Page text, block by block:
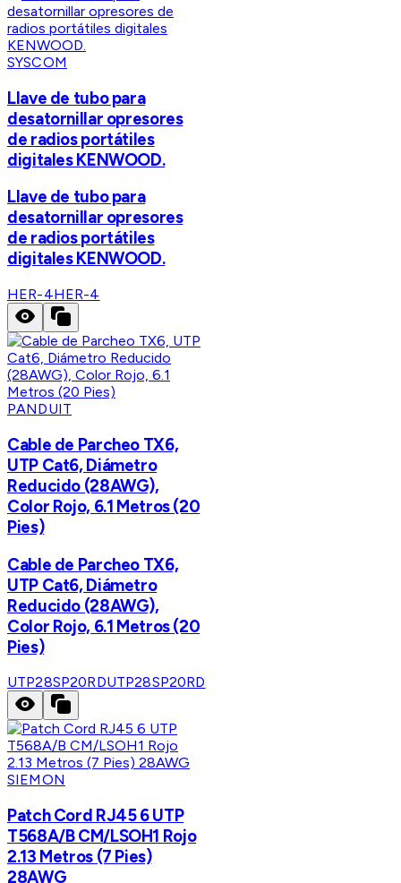
SYSCOM
Llave de tubo para
desatornillar opresores
de radios portátiles
digitales KENWOOD.
Llave de tubo para
desatornillar opresores
de radios portátiles
digitales KENWOOD.
HER-4HER-4
PANDUIT
Cable de Parcheo TX6,
UTP Cat6, Diámetro
Reducido (28AWG),
Color Rojo, 6.1 Metros (20
Pies)
Cable de Parcheo TX6,
UTP Cat6, Diámetro
Reducido (28AWG),
Color Rojo, 6.1 Metros (20
Pies)
UTP28SP20RDUTP28SP20RD
SIEMON
Patch Cord RJ45 6 UTP
T568A/B CM/LSOH1 Rojo
2.13 Metros (7 Pies)
28AWG